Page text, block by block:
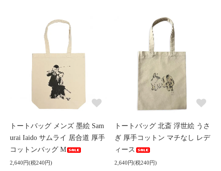
トートバッグ メンズ 墨絵 Sam
urai Iaido サムライ 居合道 厚手
コットンバッグ M
2,640円(税240円)
トートバッグ 北斎 浮世絵 うさ
ぎ 厚手コットン マチなし レデ
ィース
2,640円(税240円)